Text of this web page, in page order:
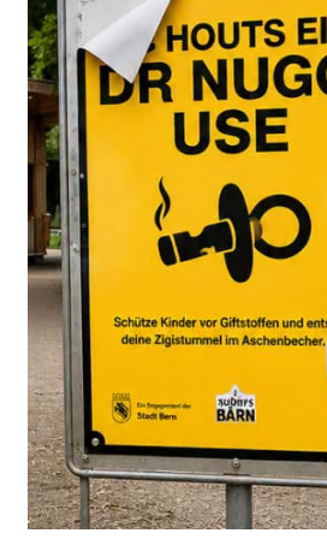
Soruşturma dosyasına göre 60
uzaktan gözlem yapmakla
edinmek için komşularıyla da
Bir gün kızını
iş yerinden
başladı
. Önce bir Denner
adrese kadar peşinden gitti.
Savcılığın tespitine göre baba takip
tanınmamak amacıyla
başının
ve reflektörlü iş yeleği giydi.
Kızı babasıyla
Ancak kızı, babasının kendisini
ettiğinin farkındaydı. Ceza
herhangi bir temas kurmak
Savcılık, sanığın davranışlarının